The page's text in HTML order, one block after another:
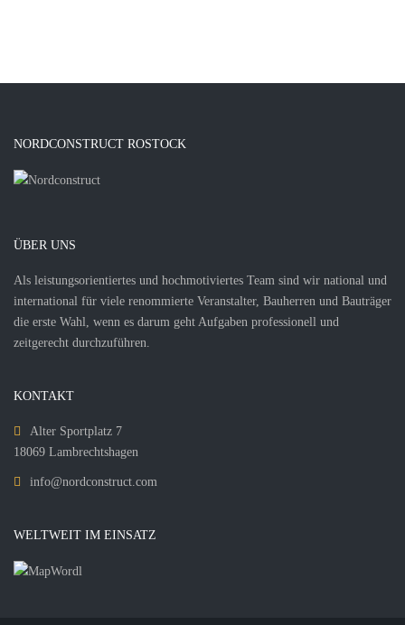
NORDCONSTRUCT ROSTOCK
ÜBER UNS
Als leistungsorientiertes und hochmotiviertes Team sind wir national und
international für viele renommierte Veranstalter, Bauherren und Bauträger
die erste Wahl, wenn es darum geht Aufgaben professionell und
zeitgerecht durchzuführen.
KONTAKT
Alter Sportplatz 7
18069 Lambrechtshagen
info@nordconstruct.com
WELTWEIT IM EINSATZ